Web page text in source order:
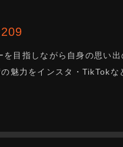
#209
目指しながら自身の思い
魅力をインスタ・TikTokな